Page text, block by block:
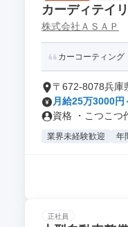
カーディテイ
株式会社ＡＳＡＰ
カーコーティン
〒672-8078兵庫
月給25万3000円
資格 ・こつこつ
業界未経験歓迎 年
正社員